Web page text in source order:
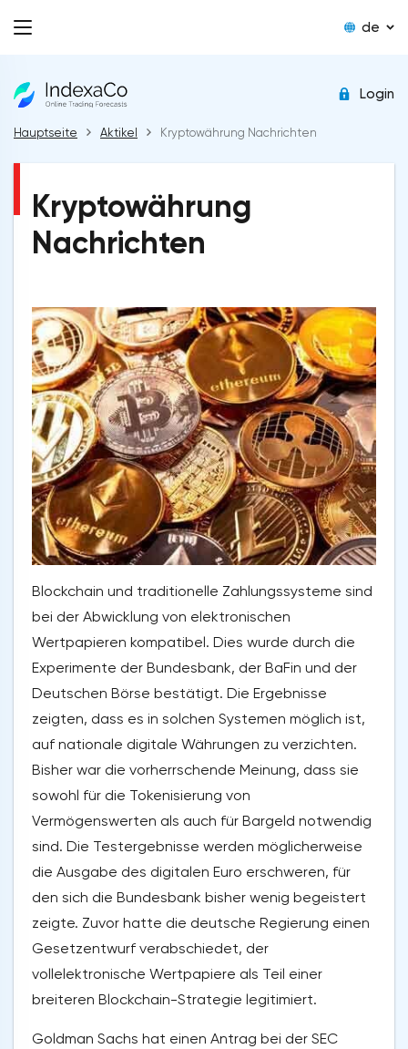
de
Login
Hauptseite Aktikel Kryptowährung Nachrichten
Kryptowährung
Nachrichten
Blockchain und traditionelle Zahlungssysteme sind
bei der Abwicklung von elektronischen
Wertpapieren kompatibel. Dies wurde durch die
Experimente der Bundesbank, der BaFin und der
Deutschen Börse bestätigt. Die Ergebnisse
zeigten, dass es in solchen Systemen möglich ist,
auf nationale digitale Währungen zu verzichten.
Bisher war die vorherrschende Meinung, dass sie
sowohl für die Tokenisierung von
Vermögenswerten als auch für Bargeld notwendig
sind. Die Testergebnisse werden möglicherweise
die Ausgabe des digitalen Euro erschweren, für
den sich die Bundesbank bisher wenig begeistert
zeigte. Zuvor hatte die deutsche Regierung einen
Gesetzentwurf verabschiedet, der
vollelektronische Wertpapiere als Teil einer
breiteren Blockchain-Strategie legitimiert.
Goldman Sachs hat einen Antrag bei der SEC